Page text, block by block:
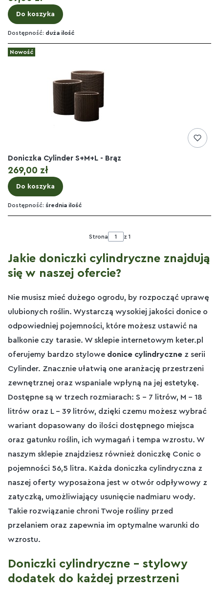
Do koszyka
Dostępność: duża ilość
Nowość
Doniczka Cylinder S+M+L - Brąz
Cena
269,00 zł
Do koszyka
Dostępność: średnia ilość
Strona z 1
Jakie doniczki cylindryczne znajdują
się w naszej ofercie?
Nie musisz mieć dużego ogrodu, by rozpocząć uprawę
ulubionych roślin. Wystarczą wysokiej jakości donice o
odpowiedniej pojemności, które możesz ustawić na
balkonie czy tarasie. W sklepie internetowym keter.pl
oferujemy bardzo stylowe donice cylindryczne z serii
Cylinder. Znacznie ułatwią one aranżację przestrzeni
zewnętrznej oraz wspaniale wpłyną na jej estetykę.
Dostępne są w trzech rozmiarach: S – 7 litrów, M – 18
litrów oraz L – 39 litrów, dzięki czemu możesz wybrać
wariant dopasowany do ilości dostępnego miejsca
oraz gatunku roślin, ich wymagań i tempa wzrostu. W
naszym sklepie znajdziesz również doniczkę Conic o
pojemności 56,5 litra. Każda doniczka cylindryczna z
naszej oferty wyposażona jest w otwór odpływowy z
zatyczką, umożliwiający usunięcie nadmiaru wody.
Takie rozwiązanie chroni Twoje rośliny przed
przelaniem oraz zapewnia im optymalne warunki do
wzrostu.
Doniczki cylindryczne – stylowy
dodatek do każdej przestrzeni